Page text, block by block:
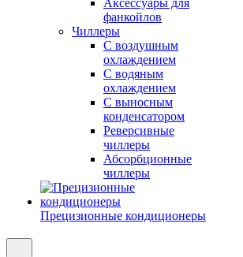
Аксессуары для
фанкойлов
Чиллеры
С воздушным
охлаждением
С водяным
охлаждением
С выносным
конденсатором
Реверсивные
чиллеры
Абсорбционные
чиллеры
Прецизионные кондиционеры